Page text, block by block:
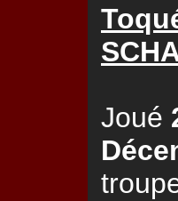
Joué